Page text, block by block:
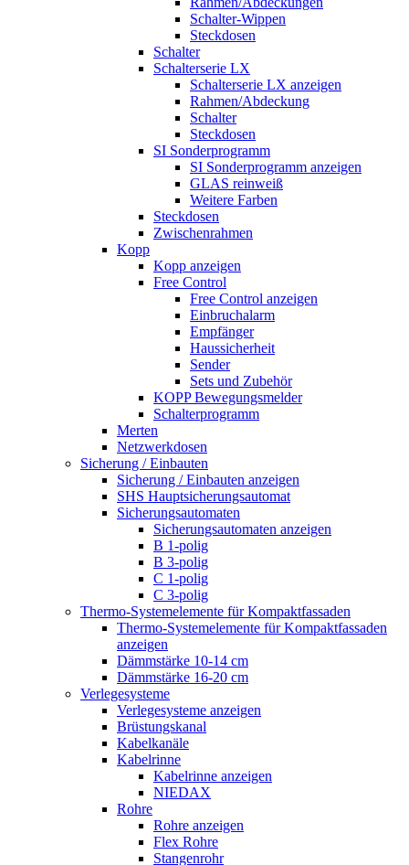
Schalter-Wippen
Steckdosen
Schalter
Schalterserie LX
Schalterserie LX anzeigen
Rahmen/Abdeckung
Schalter
Steckdosen
SI Sonderprogramm
SI Sonderprogramm anzeigen
GLAS reinweiß
Weitere Farben
Steckdosen
Zwischenrahmen
Kopp
Kopp anzeigen
Free Control
Free Control anzeigen
Einbruchalarm
Empfänger
Haussicherheit
Sender
Sets und Zubehör
KOPP Bewegungsmelder
Schalterprogramm
Merten
Netzwerkdosen
Sicherung / Einbauten
Sicherung / Einbauten anzeigen
SHS Hauptsicherungsautomat
Sicherungsautomaten
Sicherungsautomaten anzeigen
B 1-polig
B 3-polig
C 1-polig
C 3-polig
Thermo-Systemelemente für Kompaktfassaden
Thermo-Systemelemente für Kompaktfassaden
anzeigen
Dämmstärke 10-14 cm
Dämmstärke 16-20 cm
Verlegesysteme
Verlegesysteme anzeigen
Brüstungskanal
Kabelkanäle
Kabelrinne
Kabelrinne anzeigen
NIEDAX
Rohre
Rohre anzeigen
Flex Rohre
Stangenrohr